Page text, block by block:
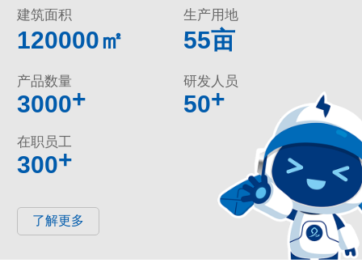
建筑面积
120000㎡
生产用地
55亩
产品数量
3000+
研发人员
50+
在职员工
300+
了解更多